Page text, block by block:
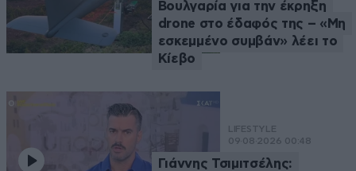
Βουλγαρία για την έκρηξη
drone στο έδαφός της – «Μη
εσκεμμένο συμβάν» λέει το
Κίεβο
LIFESTYLE
09·08·2026 00:48
Γιάννης Τσιμιτσέλης: